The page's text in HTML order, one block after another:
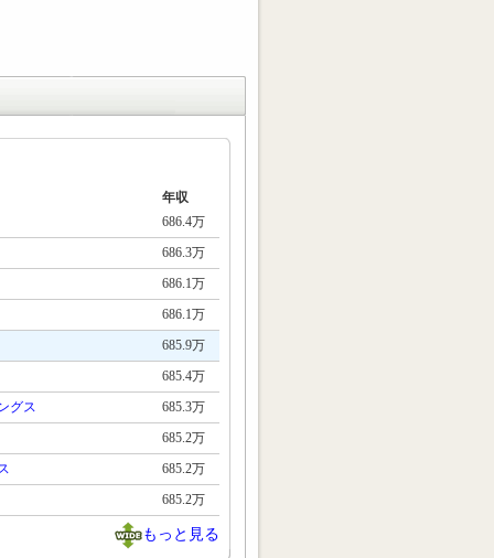
年収
686.4万
686.3万
686.1万
686.1万
685.9万
685.4万
グス
685.3万
685.2万
685.2万
685.2万
もっと見る